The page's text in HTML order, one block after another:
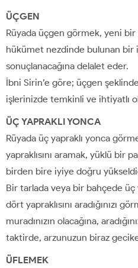
ÜÇGEN
Rüyada üçgen görmek, yeni bir
hükümet nezdinde bulunan bir
sonuçlanacağına delalet eder.
İbni Sirin’e göre; üçgen
işlerinizde temkinli ve ihtiyatlı
ÜÇ YAPRAKLI YONCA
Rüyada üç yapraklı yonca
yapraklısını aramak, yüklü bir
birden bire iyiye doğru
Bir tarlada veya bir bahçede üç
dört yapraklısını aradığınızı
muradınızın olacağına,
taktirde, arzunuzun biraz
ÜFLEMEK